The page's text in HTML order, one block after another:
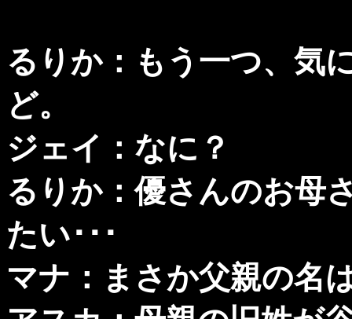
るりか：もう一つ、気
ど。
ジェイ：なに？
るりか：優さんのお母
たい･･･
マナ：まさか父親の名